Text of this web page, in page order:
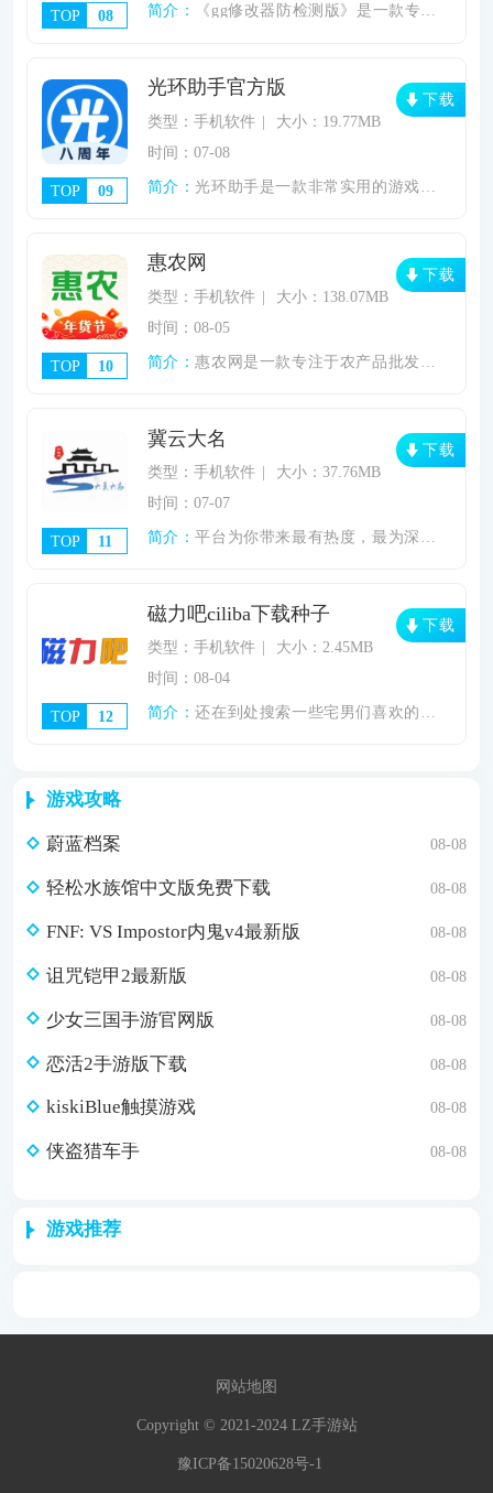
TOP 08
简介：
《gg修改器防检测版》是一款专业的游戏修
TOP 09
光环助手官方版
类型：手机软件
大小：19.77MB
时间：07-08
简介：光环助手是一款非常实用的游戏辅助工具，它
下载
TOP 10
惠农网
类型：手机软件
大小：138.07MB
时间：08-05
简介：惠农网是一款专注于农产品批发的APP，为
下载
TOP 11
冀云大名
类型：手机软件
大小：37.76MB
时间：07-07
简介：平台为你带来最有热度，最为深度的有关大名
下载
TOP 12
磁力吧ciliba下载种子
类型：手机软件
大小：2.45MB
时间：08-04
简介：还在到处搜索一些宅男们喜欢的福利视频和种
下载
游戏攻略
蔚蓝档案 08-08
轻松水族馆中文版免费下载 08-08
FNF: VS Impostor内鬼v4最新版 08-08
诅咒铠甲2最新版 08-08
少女三国手游官网版 08-08
恋活2手游版下载 08-08
kiskiBlue触摸游戏 08-08
侠盗猎车手 08-08
游戏推荐
网站地图
Copyright © 2021-2024 LZ手游站
豫ICP备15020628号-1